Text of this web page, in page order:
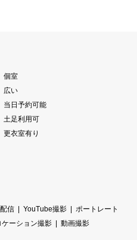
個室
広い
当日予約可能
土足利用可
更衣室有り
信 YouTube撮影
ポートレート
ケーション撮影
動画撮影